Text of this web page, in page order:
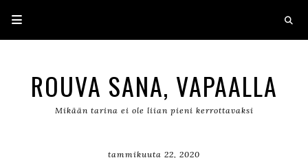
ROUVA SANA, VAPAALLA
Mikään tarina ei ole liian pieni kerrottavaksi
tammikuuta 22, 2020